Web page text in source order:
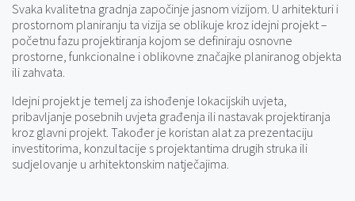
Svaka kvalitetna gradnja započinje jasnom vizijom. U arhitekturi i
prostornom planiranju ta vizija se oblikuje kroz idejni projekt –
početnu fazu projektiranja kojom se definiraju osnovne
prostorne, funkcionalne i oblikovne značajke planiranog objekta
ili zahvata.
Idejni projekt je temelj za ishođenje lokacijskih uvjeta,
pribavljanje posebnih uvjeta građenja ili nastavak projektiranja
kroz glavni projekt. Također je koristan alat za prezentaciju
investitorima, konzultacije s projektantima drugih struka ili
sudjelovanje u arhitektonskim natječajima.